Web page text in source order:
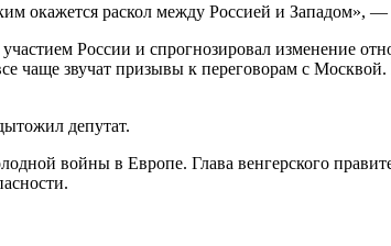
окажется раскол между Россией и Западом»,
России и спрогнозировал изменение
звучат призывы к переговорам с Москвой.
депутат.
войны в Европе. Глава венгерского